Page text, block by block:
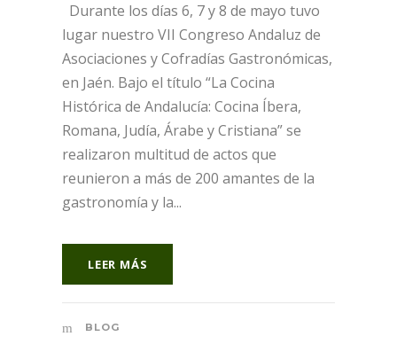
Durante los días 6, 7 y 8 de mayo tuvo
lugar nuestro VII Congreso Andaluz de
Asociaciones y Cofradías Gastronómicas,
en Jaén. Bajo el título “La Cocina
Histórica de Andalucía: Cocina Íbera,
Romana, Judía, Árabe y Cristiana” se
realizaron multitud de actos que
reunieron a más de 200 amantes de la
gastronomía y la...
LEER MÁS
BLOG